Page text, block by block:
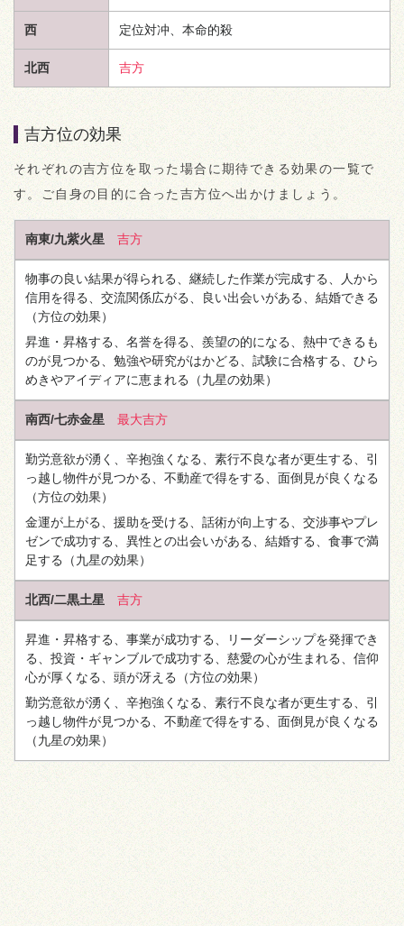
西 定位対冲、本命的殺
北西 吉方
吉方位の効果
それぞれの吉方位を取った場合に期待できる効果の一覧で
す。ご自身の目的に合った吉方位へ出かけましょう。
南東/九紫火星 吉方
物事の良い結果が得られる、継続した作業が完成する、人から
信用を得る、交流関係広がる、良い出会いがある、結婚できる
（方位の効果）
昇進・昇格する、名誉を得る、羨望の的になる、熱中できるも
のが見つかる、勉強や研究がはかどる、試験に合格する、ひら
めきやアイディアに恵まれる （九星の効果）
南西/七赤金星 最大吉方
勤労意欲が湧く、辛抱強くなる、素行不良な者が更生する、引
っ越し物件が見つかる、不動産で得をする、面倒見が良くなる
（方位の効果）
金運が上がる、援助を受ける、話術が向上する、交渉事やプレ
ゼンで成功する、異性との出会いがある、結婚する、食事で満
足する （九星の効果）
北西/二黒土星 吉方
昇進・昇格する、事業が成功する、リーダーシップを発揮でき
る、投資・ギャンブルで成功する、慈愛の心が生まれる、信仰
心が厚くなる、頭が冴える （方位の効果）
勤労意欲が湧く、辛抱強くなる、素行不良な者が更生する、引
っ越し物件が見つかる、不動産で得をする、面倒見が良くなる
（九星の効果）